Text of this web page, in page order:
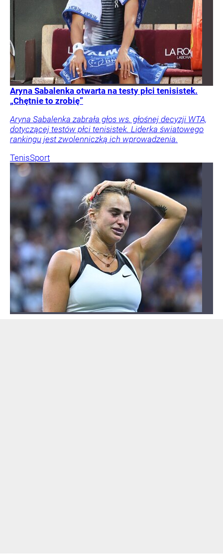
Aryna Sabalenka otwarta na testy płci tenisistek.
„Chętnie to zrobię”
Aryna Sabalenka zabrała głos ws. głośnej decyzji WTA,
dotyczącej testów płci tenisistek. Liderka światowego
rankingu jest zwolenniczką ich wprowadzenia.
TenisSport